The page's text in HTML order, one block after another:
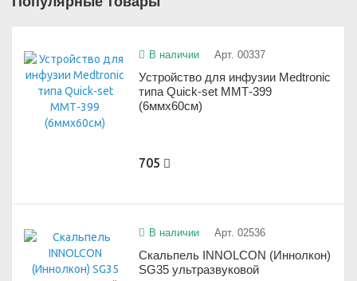
В наличии Арт. 00337
Устройство для инфузии Medtronic
типа Quick-set ММТ-399
(6ммx60см)
705
В наличии Арт. 02536
Скальпель INNOLCON (Иннолкон)
SG35 ультразвуковой